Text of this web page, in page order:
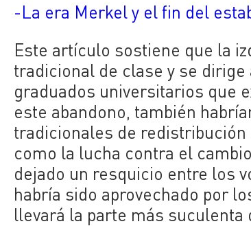
-La era Merkel y el fin del
Este artículo sostiene que la
tradicional de clase y se
graduados universitarios que
este abandono, también
tradicionales de redistribución
como la lucha contra el
dejado un resquicio entre los
habría sido aprovechado por
llevará la parte más suculenta